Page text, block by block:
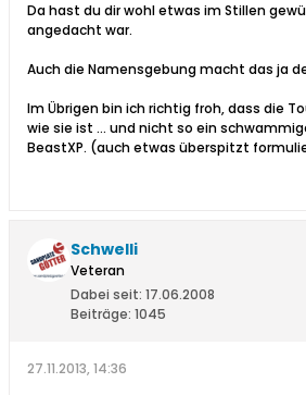
Da hast du dir wohl etwas im Stillen
angedacht war.
Auch die Namensgebung macht das ja
Im Übrigen bin ich richtig froh, dass die
wie sie ist ... und nicht so ein
BeastXP. (auch etwas überspitzt
Schwelli
Veteran
Dabei seit: 17.06.2008
Beiträge: 1045
27.11.2013, 14:36